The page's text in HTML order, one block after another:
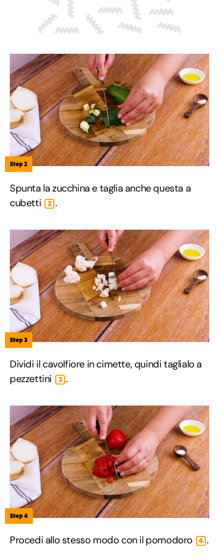
Step 2
Spunta la zucchina e taglia anche questa a
cubetti
2 .
Step 3
Dividi il cavolfiore in cimette, quindi taglialo a
pezzettini
3 .
Step 4
Procedi allo stesso modo con il pomodoro 4 .